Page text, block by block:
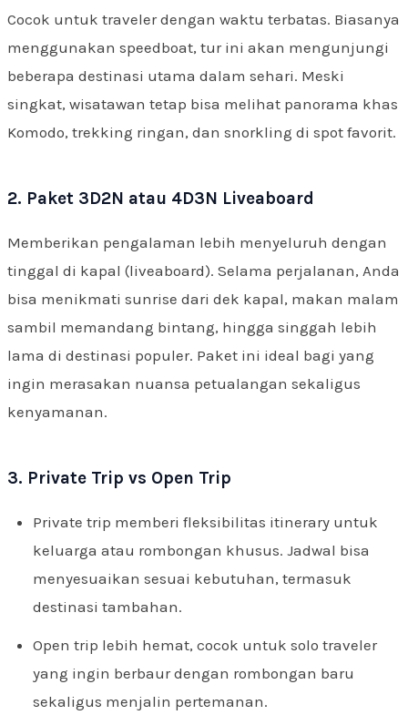
Cocok untuk traveler dengan waktu terbatas. Biasanya
menggunakan speedboat, tur ini akan mengunjungi
beberapa destinasi utama dalam sehari. Meski
singkat, wisatawan tetap bisa melihat panorama khas
Komodo, trekking ringan, dan snorkling di spot favorit.
2. Paket 3D2N atau 4D3N Liveaboard
Memberikan pengalaman lebih menyeluruh dengan
tinggal di kapal (liveaboard). Selama perjalanan, Anda
bisa menikmati sunrise dari dek kapal, makan malam
sambil memandang bintang, hingga singgah lebih
lama di destinasi populer. Paket ini ideal bagi yang
ingin merasakan nuansa petualangan sekaligus
kenyamanan.
3. Private Trip vs Open Trip
Private trip memberi fleksibilitas itinerary untuk
keluarga atau rombongan khusus. Jadwal bisa
menyesuaikan sesuai kebutuhan, termasuk
destinasi tambahan.
Open trip lebih hemat, cocok untuk solo traveler
yang ingin berbaur dengan rombongan baru
sekaligus menjalin pertemanan.